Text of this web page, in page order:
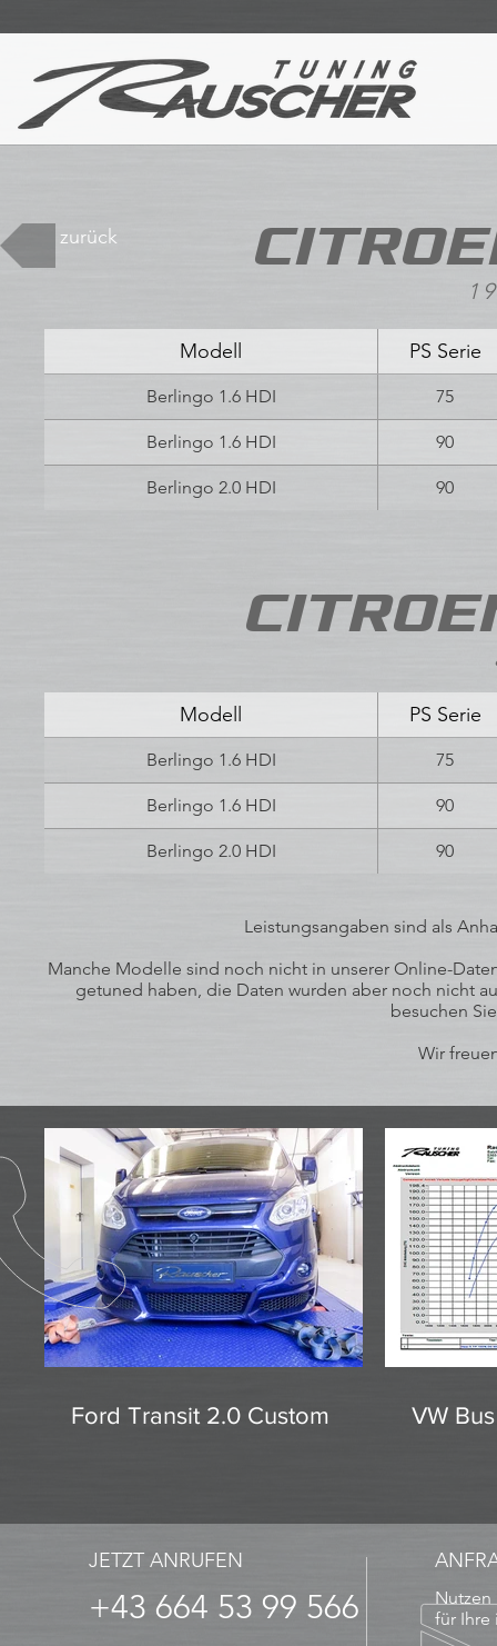
Modell PS Serie
Berlingo 1.6 HDI 75
Berlingo 1.6 HDI 90
Berlingo 2.0 HDI 90
Modell PS Serie
Berlingo 1.6 HDI 75
Berlingo 1.6 HDI 90
Berlingo 2.0 HDI 90
Leistungsangaben sind als
Manche Modelle sind noch nicht in unserer Online-
getuned haben, die Daten wurden aber noch nicht
besuchen
Wir
zurück
Ford Transit 2.0 Custom VW
JETZT ANRUFEN
+43 664 53 99 566
Nutzen
für